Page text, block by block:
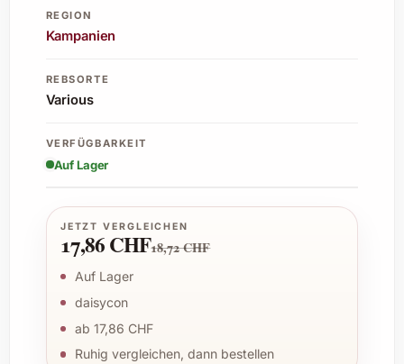
REGION
Kampanien
REBSORTE
Various
VERFÜGBARKEIT
Auf Lager
JETZT VERGLEICHEN
17,86 CHF18,72 CHF
Auf Lager
daisycon
ab 17,86 CHF
Ruhig vergleichen, dann bestellen